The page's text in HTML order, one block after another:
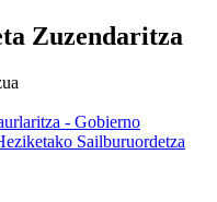
Zuzendaritza
- Gobierno
Sailburuordetza